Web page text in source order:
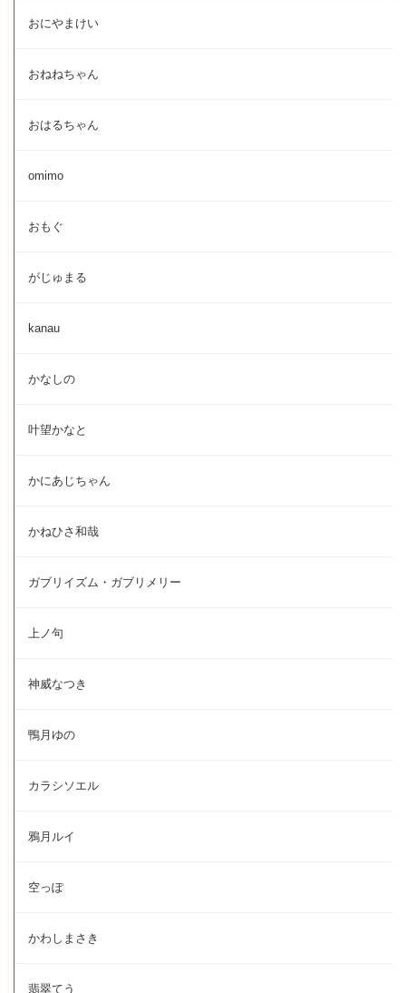
おにやまけい
おねねちゃん
おはるちゃん
omimo
おもぐ
がじゅまる
kanau
かなしの
叶望かなと
かにあじちゃん
かねひさ和哉
ガブリイズム・ガブリメリー
上ノ句
神威なつき
鴨月ゆの
カラシソエル
鴉月ルイ
空っぽ
かわしまさき
翡翠てう